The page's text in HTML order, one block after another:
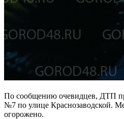
По сообщению очевидцев, ДТП
№7 по улице Краснозаводской.
огорожено.